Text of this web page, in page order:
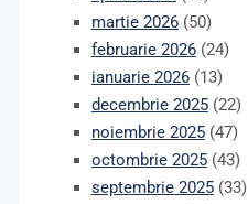
martie 2026(50)
februarie 2026(24)
ianuarie 2026(13)
decembrie 2025(22)
noiembrie 2025(47)
octombrie 2025(43)
septembrie 2025(33)